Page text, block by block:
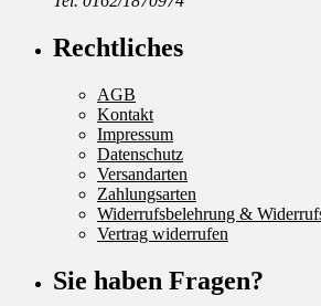
Rechtliches
AGB
Kontakt
Impressum
Datenschutz
Versandarten
Zahlungsarten
Widerrufsbelehrung &
Vertrag widerrufen
Sie haben Fragen?